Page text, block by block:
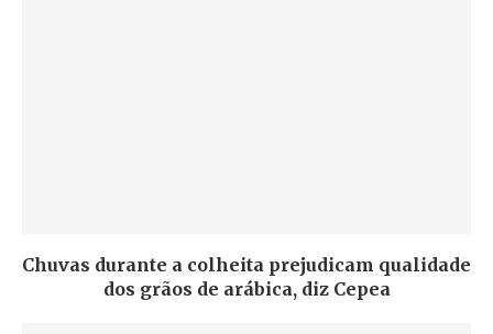
Chuvas durante a colheita prejudicam qualidade
dos grãos de arábica, diz Cepea